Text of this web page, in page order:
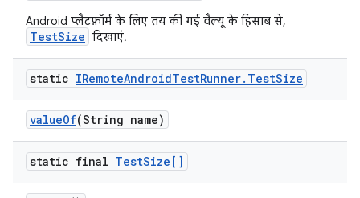
Android प्लैटफ़ॉर्म के लिए तय की गई वैल्यू के हिसाब से,
TestSize दिखाएं.
static IRemoteAndroidTestRunner. TestSize
valueOf(String name)
static final TestSize[]